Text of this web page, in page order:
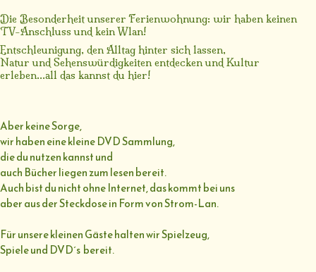
Die Besonderheit unserer Ferienwohnung: wir haben keinen
TV-Anschluss und kein Wlan!
Entschleunigung, den Alltag hinter sich lassen,
Natur und Sehenswürdigkeiten entdecken und Kultur
erleben...all das kannst du hier!
Aber keine Sorge,
wir haben eine kleine DVD Sammlung,
die du nutzen kannst und
auch Bücher liegen zum lesen bereit.
Auch bist du nicht ohne Internet, das kommt bei uns
aber aus der Steckdose in Form von Strom-Lan.
Für unsere kleinen Gäste halten wir Spielzeug,
Spiele und DVD´s bereit.